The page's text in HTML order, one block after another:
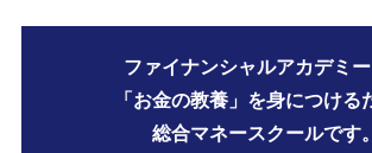
ファイナンシャルアカデミ
「お金の教養」を身につける
総合マネースクールです。